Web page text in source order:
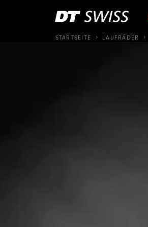
STARTSEITE LAUFRÄDER